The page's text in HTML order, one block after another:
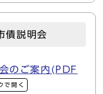
説明会
のご案内(PDF
で開く